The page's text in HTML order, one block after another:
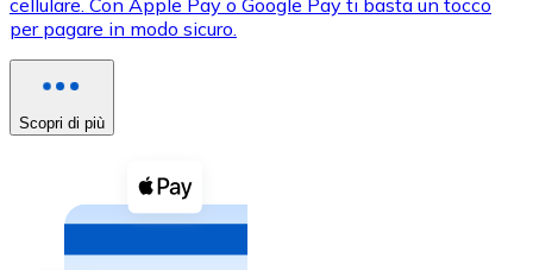
Vedi tutto
Buoni cripto
Acquista criptovalute in contanti e altri mezzi di
Bonifico SEPA
per pagare in modo sicuro.
Scopri di più